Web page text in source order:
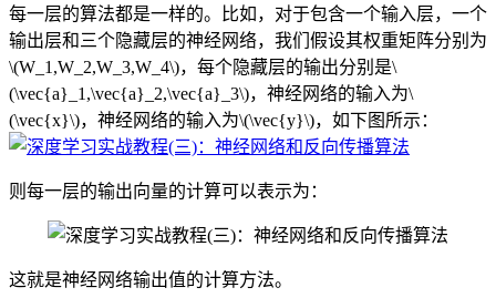
每一层的算法都是一样的。比如，对于包含一个输入层，一个
输出层和三个隐藏层的神经网络，我们假设其权重矩阵分别为
\(W_1,W_2,W_3,W_4\)，每个隐藏层的输出分别是\
(\vec{a}_1,\vec{a}_2,\vec{a}_3\)，神经网络的输入为\
(\vec{x}\)，神经网络的输入为\(\vec{y}\)，如下图所示：
则每一层的输出向量的计算可以表示为：
这就是神经网络输出值的计算方法。